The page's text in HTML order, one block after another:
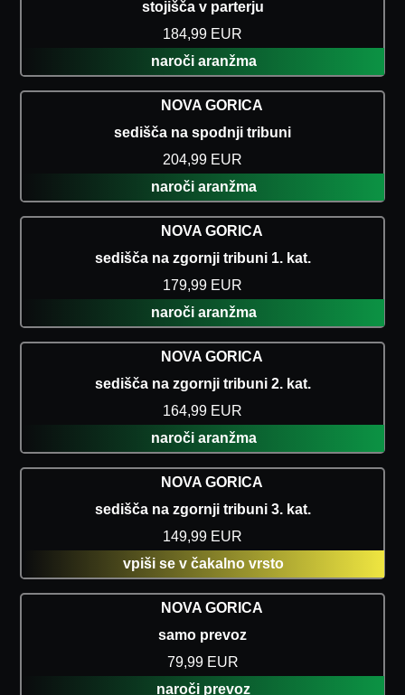
stojišča v parterju
184,99 EUR
naroči aranžma
NOVA GORICA
sedišča na spodnji tribuni
204,99 EUR
naroči aranžma
NOVA GORICA
sedišča na zgornji tribuni 1. kat.
179,99 EUR
naroči aranžma
NOVA GORICA
sedišča na zgornji tribuni 2. kat.
164,99 EUR
naroči aranžma
NOVA GORICA
sedišča na zgornji tribuni 3. kat.
149,99 EUR
vpiši se v čakalno vrsto
NOVA GORICA
samo prevoz
79,99 EUR
naroči prevoz